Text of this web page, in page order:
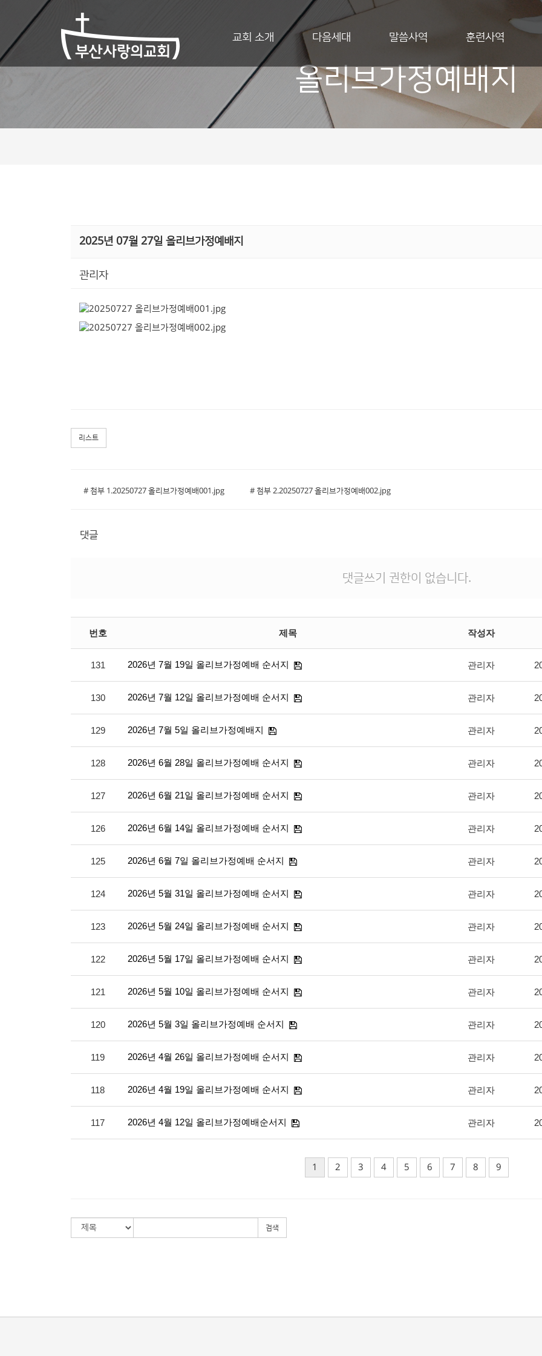
교회 소개 다음세대 말씀사역 훈련사역
올리브가정예배지
2025년 07월 27일 올리브가정예배지
관리자
리스트
# 첨부 1.20250727 올리브가정예배001.jpg # 첨부 2.20250727 올리브가정예배002.jpg
댓글
댓글쓰기 권한이 없습니다.
번호 제목 작성자
131 2026년 7월 19일 올리브가정예배 순서지 관리자
130 2026년 7월 12일 올리브가정예배 순서지 관리자
129 2026년 7월 5일 올리브가정예배지 관리자
128 2026년 6월 28일 올리브가정예배 순서지 관리자
127 2026년 6월 21일 올리브가정예배 순서지 관리자
126 2026년 6월 14일 올리브가정예배 순서지 관리자
125 2026년 6월 7일 올리브가정예배 순서지 관리자
124 2026년 5월 31일 올리브가정예배 순서지 관리자
123 2026년 5월 24일 올리브가정예배 순서지 관리자
122 2026년 5월 17일 올리브가정예배 순서지 관리자
121 2026년 5월 10일 올리브가정예배 순서지 관리자
120 2026년 5월 3일 올리브가정예배 순서지 관리자
119 2026년 4월 26일 올리브가정예배 순서지 관리자
118 2026년 4월 19일 올리브가정예배 순서지 관리자
117 2026년 4월 12일 올리브가정예배순서지 관리자
1 2 3 4 5 6 7 8 9
검색